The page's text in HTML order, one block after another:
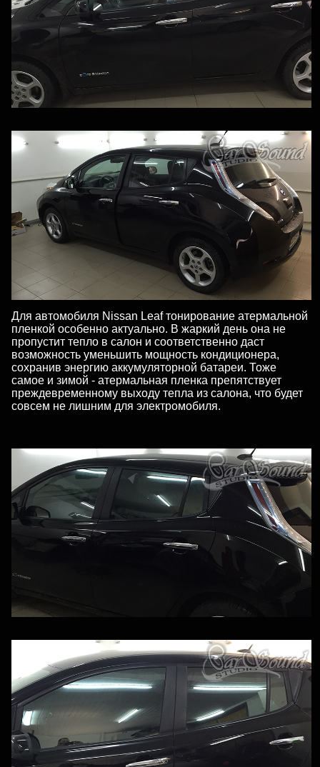
Для автомобиля Nissan Leaf тонирование атермальной
пленкой особенно актуально. В жаркий день она не
пропустит тепло в салон и соответственно даст
возможность уменьшить мощность кондиционера,
сохранив энергию аккумуляторной батареи. Тоже
самое и зимой - атермальная пленка препятствует
преждевременному выходу тепла из салона, что будет
совсем не лишним для электромобиля.